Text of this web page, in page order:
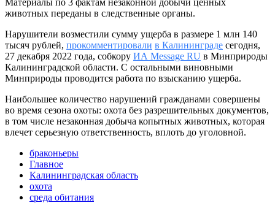
животных переданы в следственные органы.
Нарушители возместили сумму ущерба в размере 1 млн 140
тысяч рублей, прокомментировали в Калининграде сегодня,
27 декабря 2022 года, собкору ИА Message RU в Минприроды
Калининградской области. С остальными виновными
Минприроды проводится работа по взысканию ущерба.
Наибольшее количество нарушений гражданами совершены
во время сезона охоты: охота без разрешительных документов,
в том числе незаконная добыча копытных животных, которая
влечет серьезную ответственность, вплоть до уголовной.
браконьеры
Главное
Калининградская область
охота
среда обитания